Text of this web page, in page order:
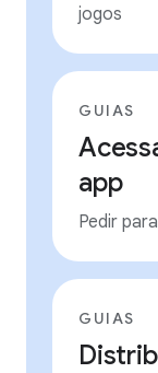
jogos
GUIAS
app
Pedir
GUIAS